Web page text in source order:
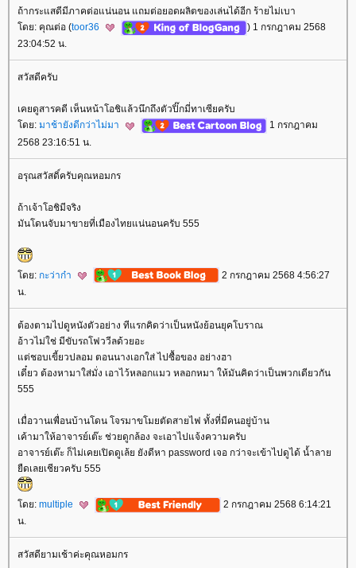
ถ้ากระแสดีมีภาคต่อแน่นอน แถมต่อยอดผลิตของเล่นได้อีก ร้ายไม่เบา
ดย: คุณต่อ (toor36
) 1 กรกฎาคม 2568
23:04:52 น.
สวัสดีครับ
เคยดูสารคดี เห็นหน้าโอชิแล้วนึกถึงตัวปิ๊กมี่ทาเซียครับ
ดย: มาช้ายังดีกว่าไม่มา
1 กรกฎาคม
2568 23:16:51 น.
อรุณสวัสดิ์ครับคุณหอมกร
ถ้าเจ้าโอชิมีจริง
มันโดนจับมาขายที่เมืองไทยแน่นอนครับ 555
ดย: กะว่าก๋า
2 กรกฎาคม 2568 4:56:27
น.
ต้องตามไปดูหนังตัวอย่าง ทีแรกคิดว่าเป็นหนังย้อนยุคโบราณ
อ้าวไม่ใช่ มีขับรถโฟววีลด้วยอะ
ต่ชอบเขี้ยวปลอม ตอนนางเอกใส่ ไปซื้อของ อย่างฮา
เดี๋ยว ต้องหามาใส่มั่ง เอาไว้หลอกแมว หลอกหมา ให้มันคิดว่าเป็นพวกเดียวกัน
555
เมื่อวานเพื่อนบ้านโดน โจรมาขโมยตัดสายไฟ ทั้งที่มีคนอยู่บ้าน
เค้ามาให้อาจารย์เต๊ะ ช่วยดูกล้อง จะเอาไปแจ้งความครับ
อาจารย์เต๊ะ ก็ไม่เคยเปิดดูเล้ย ยังดีหา password เจอ กว่าจะเข้าไปดูได้ น้ำลา
ืดเลยเชียวครับ 555
ดย: multiple
2 กรกฎาคม 2568 6:14:21
น.
สวัสดียามเช้าค่ะคุณหอมกร